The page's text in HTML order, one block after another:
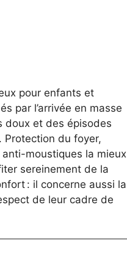
pour enfants et
par l’arrivée en masse
doux et des épisodes
Protection du foyer,
anti-moustiques la mieux
sereinement de la
: il concerne aussi la
de leur cadre de